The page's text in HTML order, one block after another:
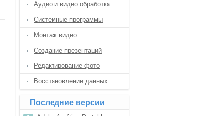
Аудио и видео обработка
Системные программы
Монтаж видео
Создание презентаций
Редактирование фото
Восстановление данных
Последние версии